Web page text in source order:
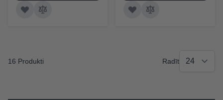
16 Produkti Radīt